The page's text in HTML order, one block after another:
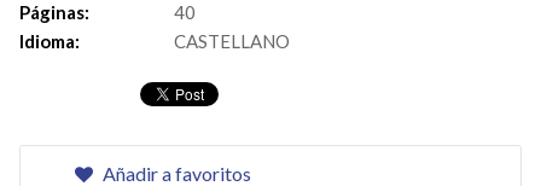
Páginas:
40
Idioma:
CASTELLANO
Añadir a favoritos